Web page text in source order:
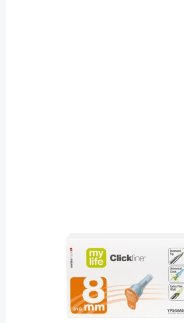
sofort verfügbar
Lieferzeit 1-3 Werktage
Besonderheiten
Passt auf alle gängigen